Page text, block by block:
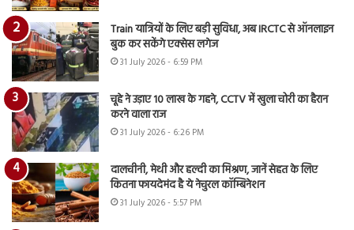
Train यात्रियों के लिए बड़ी सुविधा, अब IRCTC से ऑनलाइन
बुक कर सकेंगे एक्सेस लगेज
31 July 2026 - 6:59 PM
चूहे ने उड़ाए 10 लाख के गहने, CCTV में खुला चोरी का हैरान
करने वाला राज
31 July 2026 - 6:26 PM
दालचीनी, मेथी और हल्दी का मिश्रण, जानें सेहत के लिए
कितना फायदेमंद है ये नेचुरल कॉम्बिनेशन
31 July 2026 - 5:57 PM